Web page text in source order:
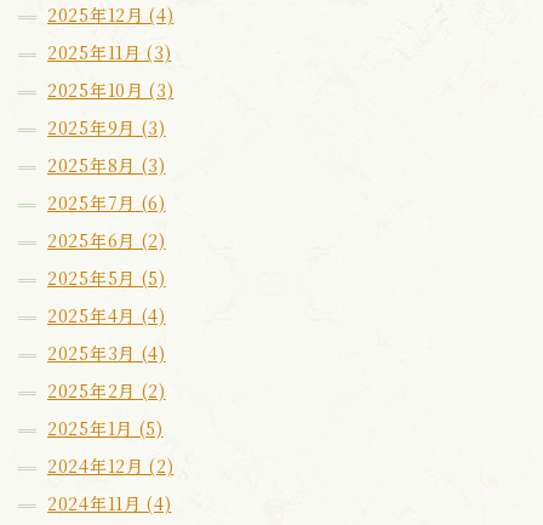
2025年12月 (4)
2025年11月 (3)
2025年10月 (3)
2025年9月 (3)
2025年8月 (3)
2025年7月 (6)
2025年6月 (2)
2025年5月 (5)
2025年4月 (4)
2025年3月 (4)
2025年2月 (2)
2025年1月 (5)
2024年12月 (2)
2024年11月 (4)